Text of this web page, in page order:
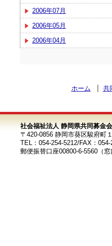
2006年07月
2006年05月
2006年04月
ホーム 共
社会福祉法人 静岡県共同募金会
〒420-0856 静岡市葵区駿府町
TEL：054-254-5212/FAX：054-
郵便振替口座00800-6-5560（